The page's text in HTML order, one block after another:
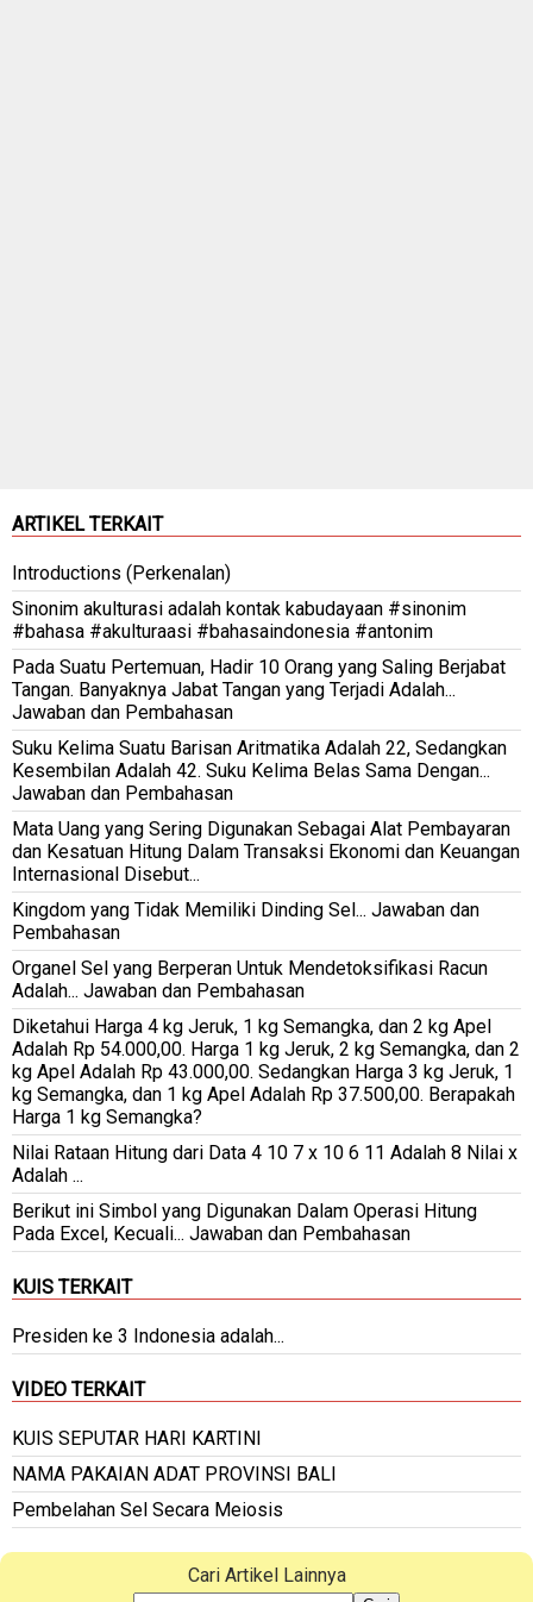
ARTIKEL TERKAIT
Introductions (Perkenalan)
Sinonim akulturasi adalah kontak kabudayaan #sinonim
#bahasa #akulturaasi #bahasaindonesia #antonim
Pada Suatu Pertemuan, Hadir 10 Orang yang Saling Berjabat
Tangan. Banyaknya Jabat Tangan yang Terjadi Adalah...
Jawaban dan Pembahasan
Suku Kelima Suatu Barisan Aritmatika Adalah 22, Sedangkan
Kesembilan Adalah 42. Suku Kelima Belas Sama Dengan...
Jawaban dan Pembahasan
Mata Uang yang Sering Digunakan Sebagai Alat Pembayaran
dan Kesatuan Hitung Dalam Transaksi Ekonomi dan Keuangan
Internasional Disebut...
Kingdom yang Tidak Memiliki Dinding Sel... Jawaban dan
Pembahasan
Organel Sel yang Berperan Untuk Mendetoksifikasi Racun
Adalah... Jawaban dan Pembahasan
Diketahui Harga 4 kg Jeruk, 1 kg Semangka, dan 2 kg Apel
Adalah Rp 54.000,00. Harga 1 kg Jeruk, 2 kg Semangka, dan 2
kg Apel Adalah Rp 43.000,00. Sedangkan Harga 3 kg Jeruk, 1
kg Semangka, dan 1 kg Apel Adalah Rp 37.500,00. Berapakah
Harga 1 kg Semangka?
Nilai Rataan Hitung dari Data 4 10 7 x 10 6 11 Adalah 8 Nilai x
Adalah ...
Berikut ini Simbol yang Digunakan Dalam Operasi Hitung
Pada Excel, Kecuali... Jawaban dan Pembahasan
KUIS TERKAIT
Presiden ke 3 Indonesia adalah...
VIDEO TERKAIT
KUIS SEPUTAR HARI KARTINI
NAMA PAKAIAN ADAT PROVINSI BALI
Pembelahan Sel Secara Meiosis
Cari Artikel Lainnya